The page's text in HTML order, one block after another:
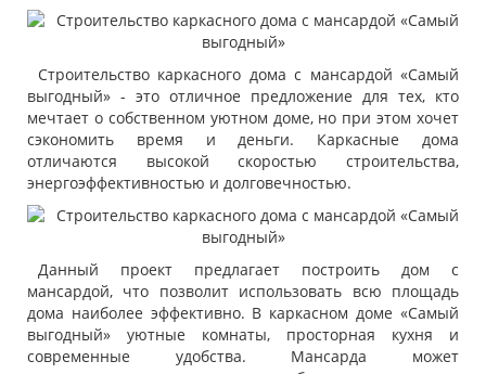
Строительство каркасного дома с мансардой «Самый
выгодный» - это отличное предложение для тех, кто
мечтает о собственном уютном доме, но при этом хочет
сэкономить время и деньги. Каркасные дома
отличаются высокой скоростью строительства,
энергоэффективностью и долговечностью.
Данный проект предлагает построить дом с
мансардой, что позволит использовать всю площадь
дома наиболее эффективно. В каркасном доме «Самый
выгодный» уютные комнаты, просторная кухня и
современные удобства. Мансарда может